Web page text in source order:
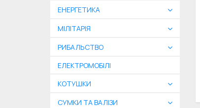
ЕНЕРГЕТИКА
МІЛІТАРІЯ
РИБАЛЬСТВО
ЕЛЕКТРОМОБІЛІ
КОТУШКИ
СУМКИ ТА ВАЛІЗИ